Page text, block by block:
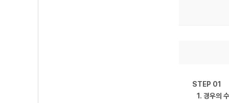
STEP 01
1. 경우의 수